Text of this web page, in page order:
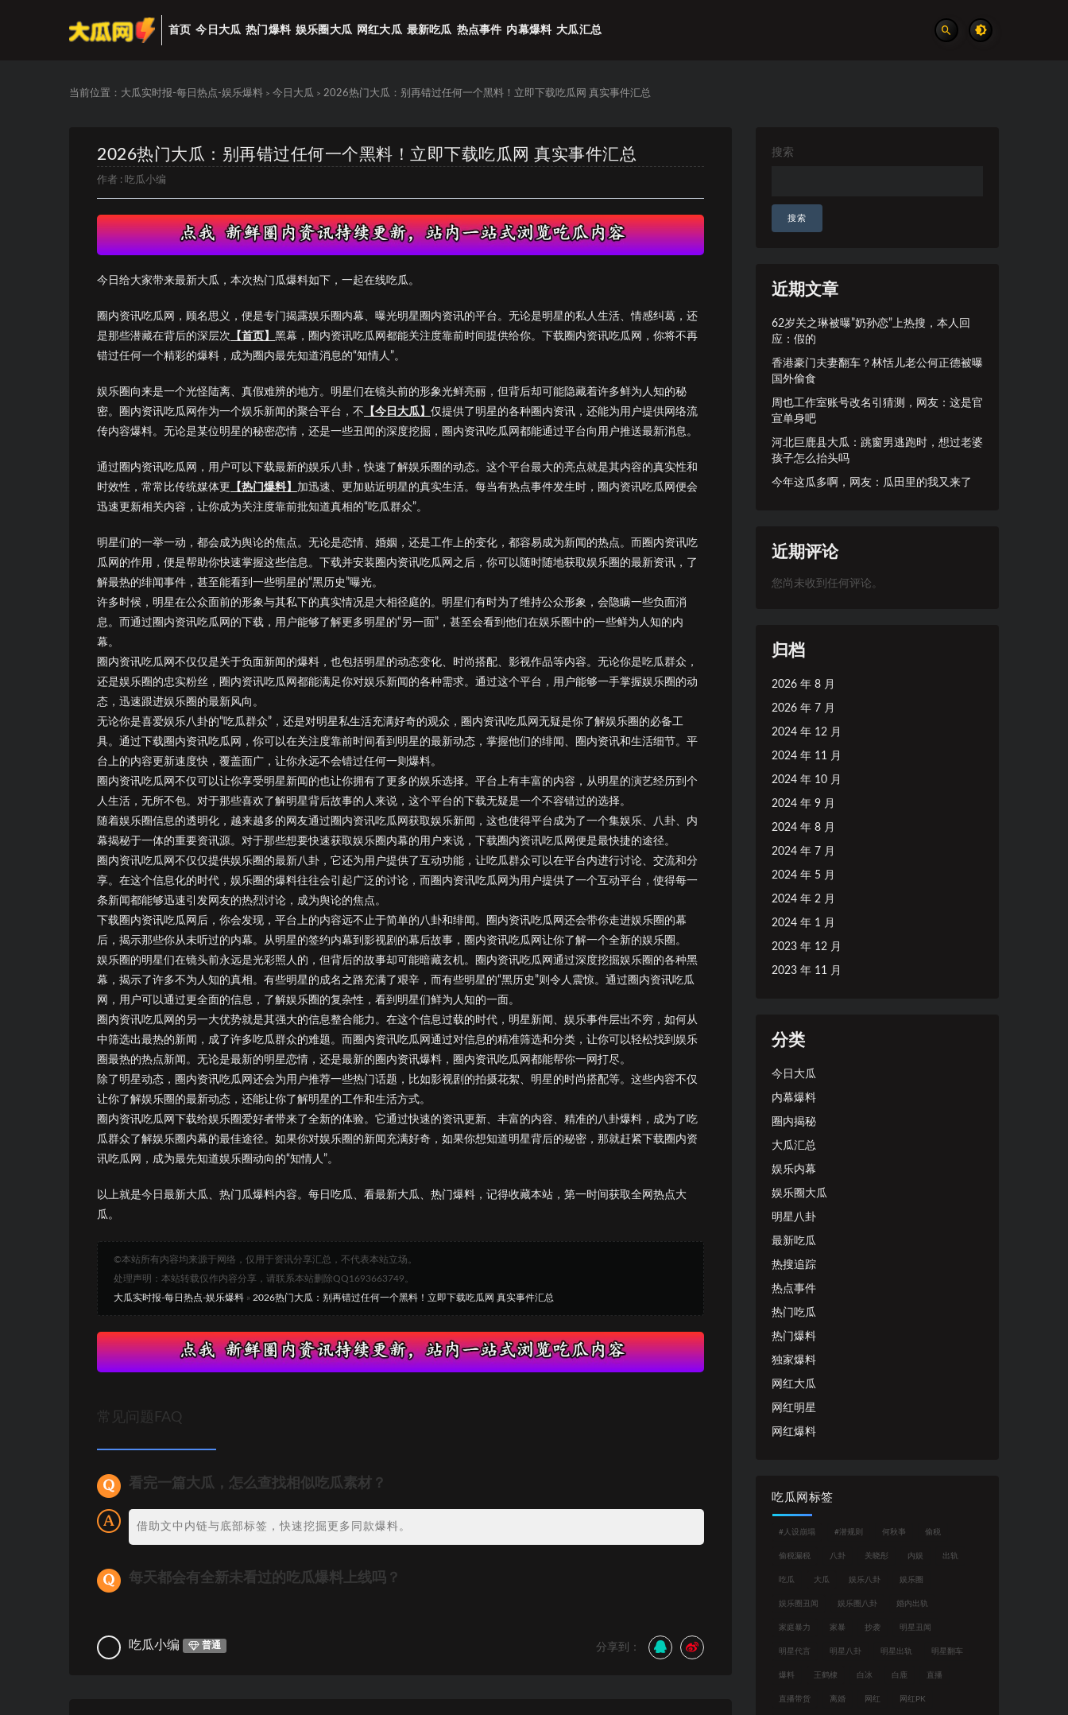
首页 今日大瓜 热门爆料 娱乐圈大瓜 网红大瓜 最新吃瓜 热点事件 内幕爆料 大瓜汇总
当前位置： 大瓜实时报-每日热点-娱乐爆料 > 今日大瓜 > 2026热门大瓜：别再错过任何一个黑料！立即下载吃瓜网 真实事件汇总
2026热门大瓜：别再错过任何一个黑料！立即下载吃瓜网 真实事件汇总
作者 : 吃瓜小编
今日给大家带来最新大瓜，本次热门瓜爆料如下，一起在线吃瓜。
圈内资讯吃瓜网，顾名思义，便是专门揭露娱乐圈内幕、曝光明星圈内资讯的平台。无论是明星的私人生活、情感纠葛，还
是那些潜藏在背后的深层次 【首页】 黑幕，圈内资讯吃瓜网都能关注度靠前时间提供给你。下载圈内资讯吃瓜网，你将不再
错过任何一个精彩的爆料，成为圈内最先知道消息的“知情人”。
娱乐圈向来是一个光怪陆离、真假难辨的地方。明星们在镜头前的形象光鲜亮丽，但背后却可能隐藏着许多鲜为人知的秘
密。圈内资讯吃瓜网作为一个娱乐新闻的聚合平台，不 【今日大瓜】 仅提供了明星的各种圈内资讯，还能为用户提供网络流
传内容爆料。无论是某位明星的秘密恋情，还是一些丑闻的深度挖掘，圈内资讯吃瓜网都能通过平台向用户推送最新消息。
通过圈内资讯吃瓜网，用户可以下载最新的娱乐八卦，快速了解娱乐圈的动态。这个平台最大的亮点就是其内容的真实性和
时效性，常常比传统媒体更
【热门爆料】 加迅速、更加贴近明星的真实生活。每当有热点事件发生时，圈内资讯吃瓜网便会
迅速更新相关内容，让你成为关注度靠前批知道真相的“吃瓜群众”。
明星们的一举一动，都会成为舆论的焦点。无论是恋情、婚姻，还是工作上的变化，都容易成为新闻的热点。而圈内资讯吃
瓜网的作用，便是帮助你快速掌握这些信息。下载并安装圈内资讯吃瓜网之后，你可以随时随地获取娱乐圈的最新资讯，了
解最热的绯闻事件，甚至能看到一些明星的“黑历史”曝光。
许多时候，明星在公众面前的形象与其私下的真实情况是大相径庭的。明星们有时为了维持公众形象，会隐瞒一些负面消
息。而通过圈内资讯吃瓜网的下载，用户能够了解更多明星的“另一面”，甚至会看到他们在娱乐圈中的一些鲜为人知的内
幕。
圈内资讯吃瓜网不仅仅是关于负面新闻的爆料，也包括明星的动态变化、时尚搭配、影视作品等内容。无论你是吃瓜群众，
还是娱乐圈的忠实粉丝，圈内资讯吃瓜网都能满足你对娱乐新闻的各种需求。通过这个平台，用户能够一手掌握娱乐圈的动
态，迅速跟进娱乐圈的最新风向。
无论你是喜爱娱乐八卦的“吃瓜群众”，还是对明星私生活充满好奇的观众，圈内资讯吃瓜网无疑是你了解娱乐圈的必备工
具。通过下载圈内资讯吃瓜网，你可以在关注度靠前时间看到明星的最新动态，掌握他们的绯闻、圈内资讯和生活细节。平
台上的内容更新速度快，覆盖面广，让你永远不会错过任何一则爆料。
圈内资讯吃瓜网不仅可以让你享受明星新闻的也让你拥有了更多的娱乐选择。平台上有丰富的内容，从明星的演艺经历到个
人生活，无所不包。对于那些喜欢了解明星背后故事的人来说，这个平台的下载无疑是一个不容错过的选择。
随着娱乐圈信息的透明化，越来越多的网友通过圈内资讯吃瓜网获取娱乐新闻，这也使得平台成为了一个集娱乐、八卦、内
幕揭秘于一体的重要资讯源。对于那些想要快速获取娱乐圈内幕的用户来说，下载圈内资讯吃瓜网便是最快捷的途径。
圈内资讯吃瓜网不仅仅提供娱乐圈的最新八卦，它还为用户提供了互动功能，让吃瓜群众可以在平台内进行讨论、交流和分
享。在这个信息化的时代，娱乐圈的爆料往往会引起广泛的讨论，而圈内资讯吃瓜网为用户提供了一个互动平台，使得每一
条新闻都能够迅速引发网友的热烈讨论，成为舆论的焦点。
下载圈内资讯吃瓜网后，你会发现，平台上的内容远不止于简单的八卦和绯闻。圈内资讯吃瓜网还会带你走进娱乐圈的幕
后，揭示那些你从未听过的内幕。从明星的签约内幕到影视剧的幕后故事，圈内资讯吃瓜网让你了解一个全新的娱乐圈。
娱乐圈的明星们在镜头前永远是光彩照人的，但背后的故事却可能暗藏玄机。圈内资讯吃瓜网通过深度挖掘娱乐圈的各种黑
幕，揭示了许多不为人知的真相。有些明星的成名之路充满了艰辛，而有些明星的“黑历史”则令人震惊。通过圈内资讯吃瓜
网，用户可以通过更全面的信息，了解娱乐圈的复杂性，看到明星们鲜为人知的一面。
圈内资讯吃瓜网的另一大优势就是其强大的信息整合能力。在这个信息过载的时代，明星新闻、娱乐事件层出不穷，如何从
中筛选出最热的新闻，成了许多吃瓜群众的难题。而圈内资讯吃瓜网通过对信息的精准筛选和分类，让你可以轻松找到娱乐
圈最热的热点新闻。无论是最新的明星恋情，还是最新的圈内资讯爆料，圈内资讯吃瓜网都能帮你一网打尽。
除了明星动态，圈内资讯吃瓜网还会为用户推荐一些热门话题，比如影视剧的拍摄花絮、明星的时尚搭配等。这些内容不仅
让你了解娱乐圈的最新动态，还能让你了解明星的工作和生活方式。
圈内资讯吃瓜网下载给娱乐圈爱好者带来了全新的体验。它通过快速的资讯更新、丰富的内容、精准的八卦爆料，成为了吃
瓜群众了解娱乐圈内幕的最佳途径。如果你对娱乐圈的新闻充满好奇，如果你想知道明星背后的秘密，那就赶紧下载圈内资
讯吃瓜网，成为最先知道娱乐圈动向的“知情人”。
以上就是今日最新大瓜、热门瓜爆料内容。每日吃瓜、看最新大瓜、热门爆料，记得收藏本站，第一时间获取全网热点大
瓜。
©本站所有内容均来源于网络，仅用于资讯分享汇总，不代表本站立场。
处理声明：本站转载仅作内容分享，请联系本站删除QQ1693663749。
大瓜实时报-每日热点-娱乐爆料 » 2026热门大瓜：别再错过任何一个黑料！立即下载吃瓜网 真实事件汇总
常见问题FAQ
看完一篇大瓜，怎么查找相似吃瓜素材？
借助文中内链与底部标签，快速挖掘更多同款爆料。
每天都会有全新未看过的吃瓜爆料上线吗？
吃瓜小编 普通 分享到：
搜索
搜索
近期文章
62岁关之琳被曝”奶孙恋”上热搜，本人回
应：假的
香港豪门夫妻翻车？林恬儿老公何正德被曝
国外偷食
周也工作室账号改名引猜测，网友：这是官
宣单身吧
河北巨鹿县大瓜：跳窗男逃跑时，想过老婆
孩子怎么抬头吗
今年这瓜多啊，网友：瓜田里的我又来了
近期评论
您尚未收到任何评论。
归档
2026 年 8 月
2026 年 7 月
2024 年 12 月
2024 年 11 月
2024 年 10 月
2024 年 9 月
2024 年 8 月
2024 年 7 月
2024 年 5 月
2024 年 2 月
2024 年 1 月
2023 年 12 月
2023 年 11 月
分类
今日大瓜
内幕爆料
圈内揭秘
大瓜汇总
娱乐内幕
娱乐圈大瓜
明星八卦
最新吃瓜
热搜追踪
热点事件
热门吃瓜
热门爆料
独家爆料
网红大瓜
网红明星
网红爆料
吃瓜网标签
#人设崩塌 #潜规则 何秋亊 偷税
偷税漏税 八卦 关晓彤 内娱 出轨
吃瓜 大瓜 娱乐八卦 娱乐圈
娱乐圈丑闻 娱乐圈八卦 婚内出轨
家庭暴力 家暴 抄袭 明星丑闻
明星代言 明星八卦 明星出轨 明星翻车
爆料 王鹤棣 白冰 白鹿 直播
直播带货 离婚 网红 网红PK